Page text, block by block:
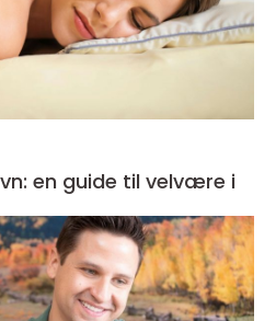
en guide til velvære i